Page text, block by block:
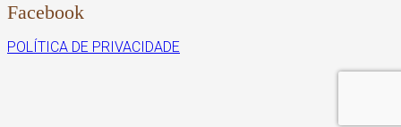
Facebook
POLÍTICA DE PRIVACIDADE